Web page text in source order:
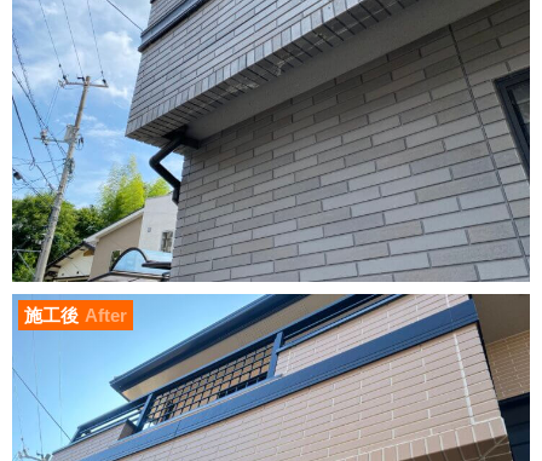
施工後 After